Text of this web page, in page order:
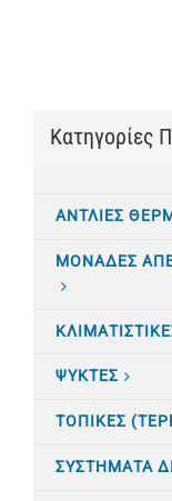
Κατηγορίες
ΑΝΤΛΙΕΣ
ΜΟΝΑΔΕΣ
ΨΥΚΤΕΣ
ΤΟΠΙΚΕΣ
ΣΥΣΤΗΜΑΤΑ